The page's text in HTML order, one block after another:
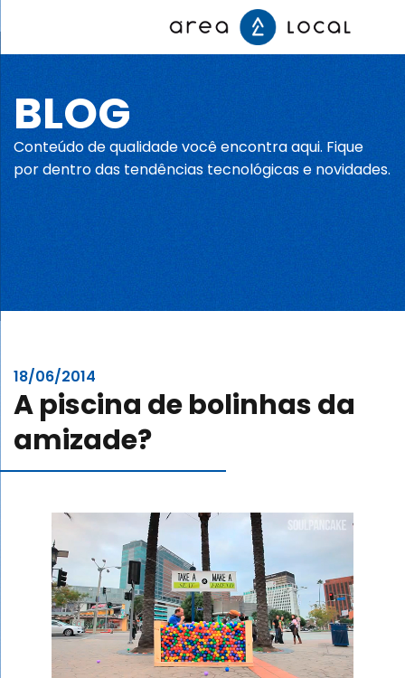
Início
Fale conosco
Portfólio
Sobre nós
Blog
Trabalhe Conosco
BLOG
Conteúdo de qualidade você encontra aqui. Fique
por dentro das tendências tecnológicas e novidades.
18/06/2014
A piscina de bolinhas da
amizade?